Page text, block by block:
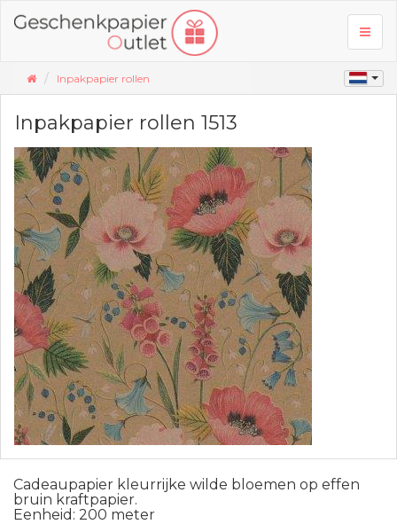
Inpakpapier rollen
Inpakpapier rollen 1513
Cadeaupapier kleurrijke wilde bloemen op effen
bruin kraftpapier.
Eenheid: 200 meter